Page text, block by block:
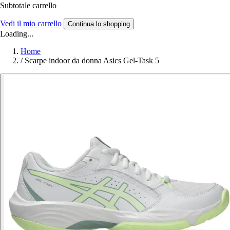
Subtotale carrello
Vedi il mio carrello Continua lo shopping
Loading...
Home
/ Scarpe indoor da donna Asics Gel-Task 5